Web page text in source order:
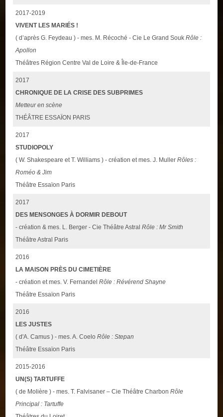
2017-2019
VIVENT LES MARIÉS !
( d’après G. Feydeau ) - mes. M. Récoché - Cie Le Grand SoukRôle :
Apollon
Théâtres Région Centre Val de Loire & Île-de-France
2017
CHRONIQUE DE LA CRISE DES SUBPRIMES
Metteur en scène
THÉÂTRE ESSAÏON PARIS
2017
STUDIOPOLY
( W. Shakespeare et T. Williams ) - création et mes. J. MullerRôles :
Roméo & Jim
Théâtre Essaïon Paris
2017
DES MENSONGES À DORMIR DEBOUT
- création & mes. L. Berger - Cie Théâtre AstralRôle : Mr Smith
Théâtre Astral Paris
2016
LA MAISON PRÈS DU CIMETIÈRE
- création et mes. V. FernandelRôle : Révérend Shayne
Théâtre Essaïon Paris
2016
LES JUSTES
( d'A. Camus ) - mes. A. CoeloRôle : Stepan
Théâtre Essaïon Paris
2015-2016
UN(S) TARTUFFE
( de Molière ) - mes. T. Falvisaner – Cie Théâtre CharbonRôle
Principal : Tartuffe